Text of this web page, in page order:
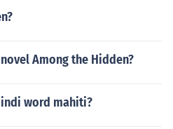
Among the Hidden?
word mahiti?